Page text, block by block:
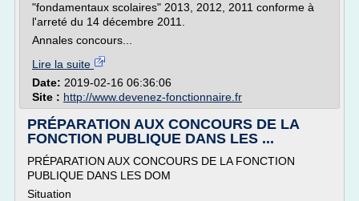
"fondamentaux scolaires" 2013, 2012, 2011 conforme à
l'arreté du 14 décembre 2011.
Annales concours...
Lire la suite
Date: 2019-02-16 06:36:06
Site : http://www.devenez-fonctionnaire.fr
PRÉPARATION AUX CONCOURS DE LA
FONCTION PUBLIQUE DANS LES ...
PRÉPARATION AUX CONCOURS DE LA FONCTION
PUBLIQUE DANS LES DOM
Situation